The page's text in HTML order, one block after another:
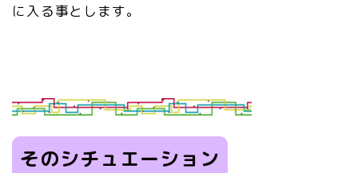
に入る事とします。
そのシチュエーション